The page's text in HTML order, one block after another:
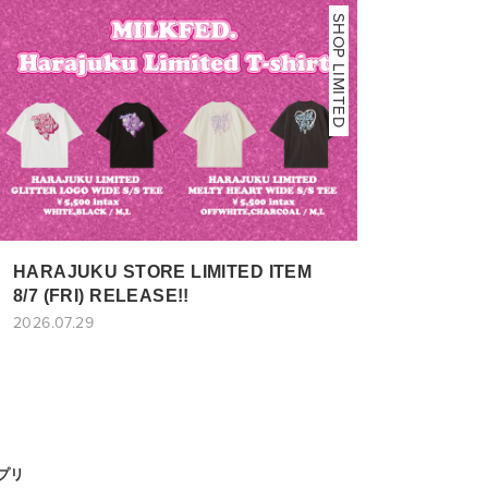
SHOP LIMITED
HARAJUKU STORE LIMITED ITEM
8/7 (FRI) RELEASE!!
2026.07.29
リ